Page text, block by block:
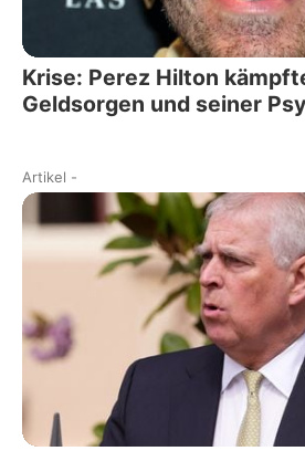
Krise: Perez Hilton
Geldsorgen und seiner
Artikel -